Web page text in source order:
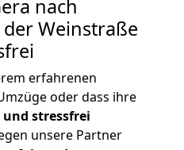
nach
Weinstraße
erfahrenen
oder dass ihre
stressfrei
unsere Partner